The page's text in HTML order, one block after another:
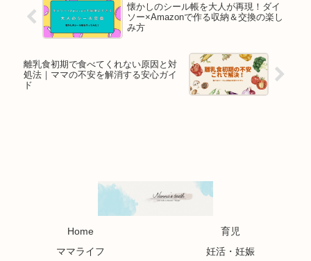
懐かしのシール帳を大人が再現！ダイ
ソー×Amazonで作る収納＆交換の楽し
み方
離乳食初期で食べてくれない原因と対
処法｜ママの不安を解消する安心ガイ
ド
Home
育児
ママライフ
妊活・妊娠